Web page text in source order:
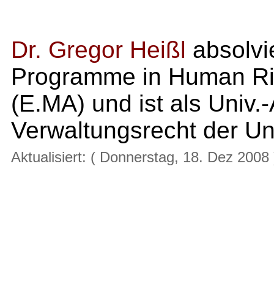
Dr. Gregor Heißl
Programme in Human
(E.MA) und ist als
Verwaltungsrecht der
Aktualisiert: ( Donnerstag, 18. Dez 2008